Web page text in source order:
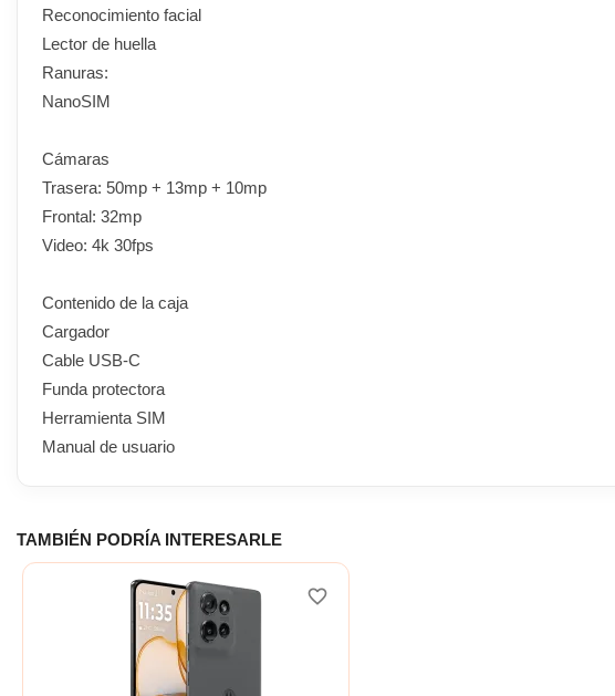
Reconocimiento facial
Lector de huella
Ranuras:
NanoSIM
Cámaras
Trasera: 50mp + 13mp + 10mp
Frontal: 32mp
Video: 4k 30fps
Contenido de la caja
Cargador
Cable USB-C
Funda protectora
Herramienta SIM
Manual de usuario
TAMBIÉN PODRÍA INTERESARLE
favorite_border